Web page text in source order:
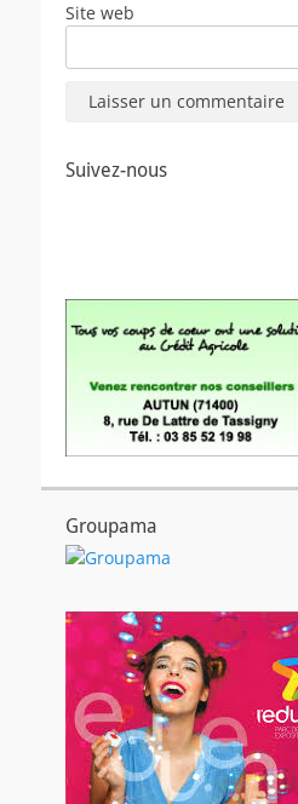
Site web
Suivez-nous
Groupama